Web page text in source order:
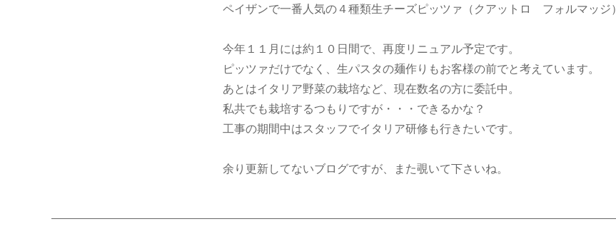
ペイザンで一番人気の４種類生チーズピッツァ（クアットロ フォルマッジ）
今年１１月には約１０日間で、再度リニュアル予定です。
ピッツァだけでなく、生パスタの麺作りもお客様の前でと考えています。
あとはイタリア野菜の栽培など、現在数名の方に委託中。
私共でも栽培するつもりですが・・・できるかな？
工事の期間中はスタッフでイタリア研修も行きたいです。
余り更新してないブログですが、また覗いて下さいね。